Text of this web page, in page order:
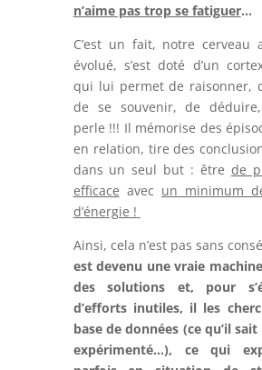
n’aime pas trop se fatiguer…
C’est un fait, notre cerveau
évolué, s’est doté d’un
qui lui permet de raisonner,
de se souvenir, de
perle !!! Il mémorise des
en relation, tire des
dans un seul but : être de
efficace avec un minimum
d’énergie !
Ainsi, cela n’est pas sans
est devenu une vraie
des solutions et, pour
d’efforts inutiles, il les
base de données (ce qu’il
expérimenté…), ce qui